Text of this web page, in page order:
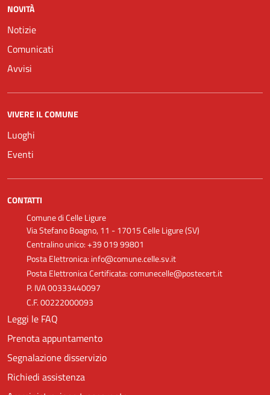
NOVITÀ
Notizie
Comunicati
Avvisi
VIVERE IL COMUNE
Luoghi
Eventi
CONTATTI
Comune di Celle Ligure
Via Stefano Boagno, 11 - 17015 Celle Ligure (SV)
Centralino unico: +39 019 99801
Posta Elettronica: info@comune.celle.sv.it
Posta Elettronica Certificata: comunecelle@postecert.it
P. IVA 00333440097
C.F. 00222000093
Leggi le FAQ
Prenota appuntamento
Segnalazione disservizio
Richiedi assistenza